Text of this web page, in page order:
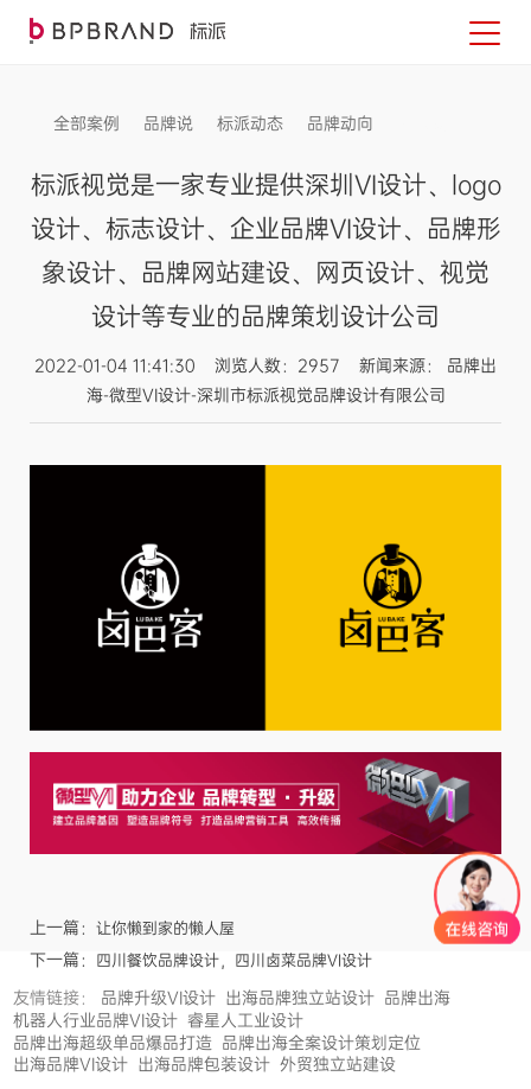
全部案例 品牌说 标派动态 品牌动向
标派视觉是一家专业提供深圳VI设计、logo
设计、标志设计、企业品牌VI设计、品牌形
象设计、品牌网站建设、网页设计、视觉
设计等专业的品牌策划设计公司
2022-01-04 11:41:30 浏览人数：2957 新闻来源： 品牌出
海-微型VI设计-深圳市标派视觉品牌设计有限公司
上一篇： 让你懒到家的懒人屋
下一篇： 四川餐饮品牌设计，四川卤菜品牌VI设计
友情链接： 品牌升级VI设计 出海品牌独立站设计 品牌出海
机器人行业品牌VI设计 睿星人工业设计
品牌出海超级单品爆品打造 品牌出海全案设计策划定位
出海品牌VI设计 出海品牌包装设计 外贸独立站建设